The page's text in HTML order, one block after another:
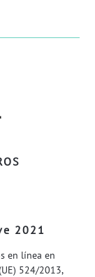
2021
en línea en
524/2013,